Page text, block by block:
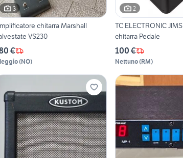
3
chitarra Marshall
VS230
€
(NO)
2
TC ELECTRONIC
chitarra Pedale
100 €
Nettuno(RM)